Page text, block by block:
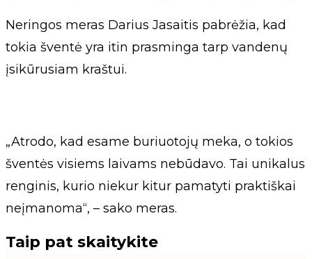
Neringos meras Darius Jasaitis pabrėžia, kad
tokia šventė yra itin prasminga tarp vandenų
įsikūrusiam kraštui.
„Atrodo, kad esame buriuotojų meka, o tokios
šventės visiems laivams nebūdavo. Tai unikalus
renginis, kurio niekur kitur pamatyti praktiškai
neįmanoma“, – sako meras.
Taip pat skaitykite